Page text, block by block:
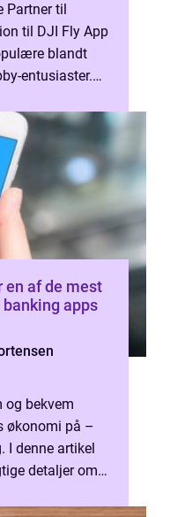
Partner til
til DJI Fly App
blandt
entusiaster.
en af de mest
apps
og bekvem
økonomi på –
I denne artikel
detaljer om